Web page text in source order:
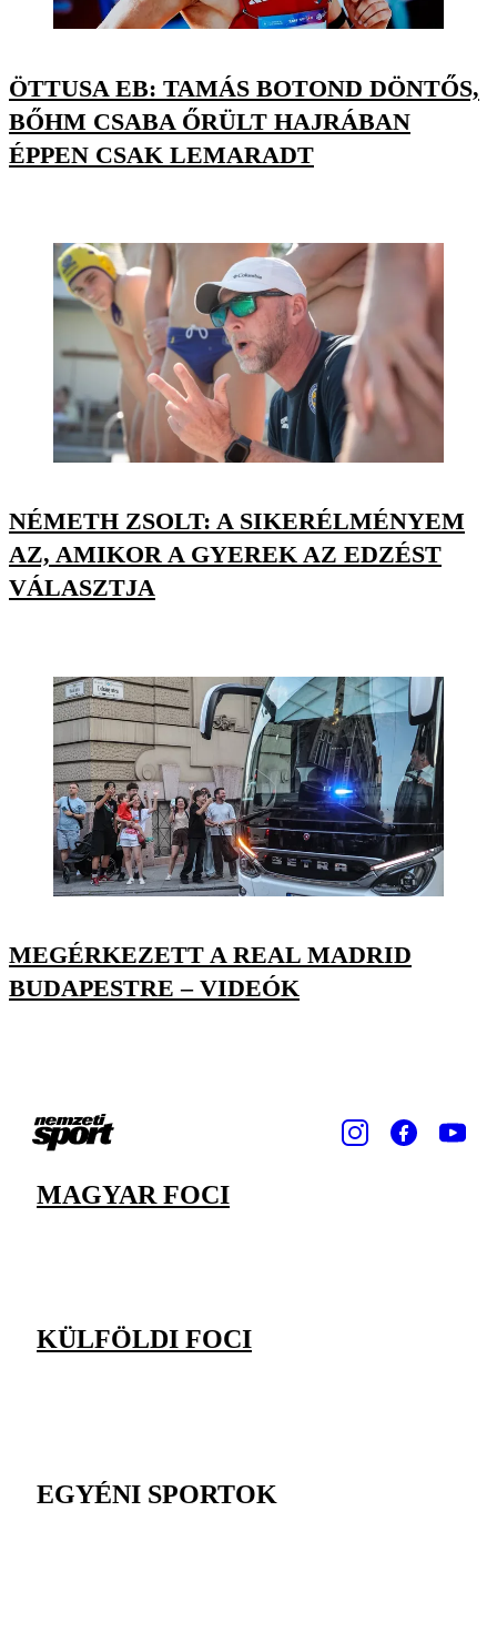
ÖTTUSA EB: TAMÁS BOTOND DÖNTŐS,
BŐHM CSABA ŐRÜLT HAJRÁBAN
ÉPPEN CSAK LEMARADT
NÉMETH ZSOLT: A SIKERÉLMÉNYEM
AZ, AMIKOR A GYEREK AZ EDZÉST
VÁLASZTJA
MEGÉRKEZETT A REAL MADRID
BUDAPESTRE – VIDEÓK
MAGYAR FOCI
KÜLFÖLDI FOCI
EGYÉNI SPORTOK